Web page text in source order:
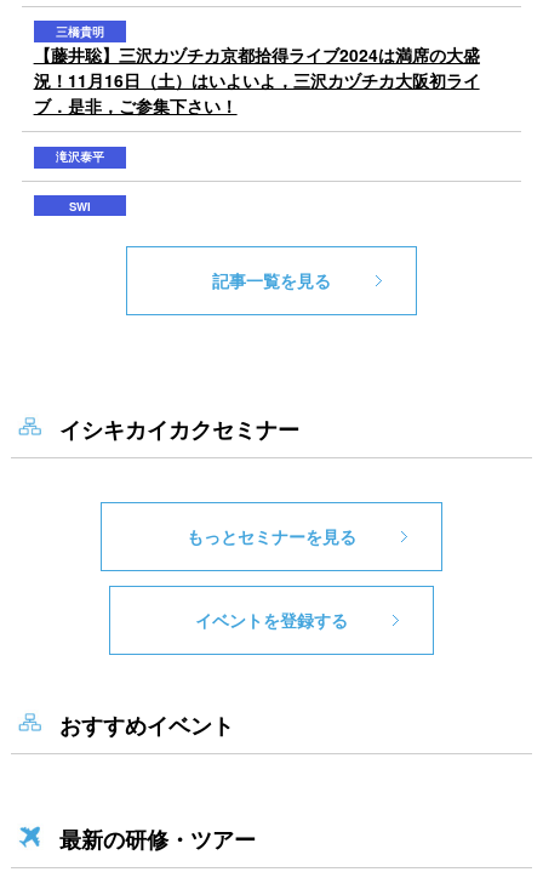
記事一覧を見る
イシキカイカクセミナー
もっとセミナーを見る
イベントを登録する
おすすめイベント
最新の研修・ツアー